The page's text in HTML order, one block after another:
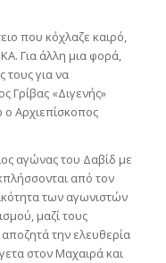
που κόχλαζε καιρό,
Για άλλη μια φορά,
τους για να
Γρίβας «Διγενής»
ο Αρχιεπίσκοπος
αγώνας του Δαβίδ με
από τον
των αγωνιστών
μαζί τους
την ελευθερία
στον Μαχαιρά και